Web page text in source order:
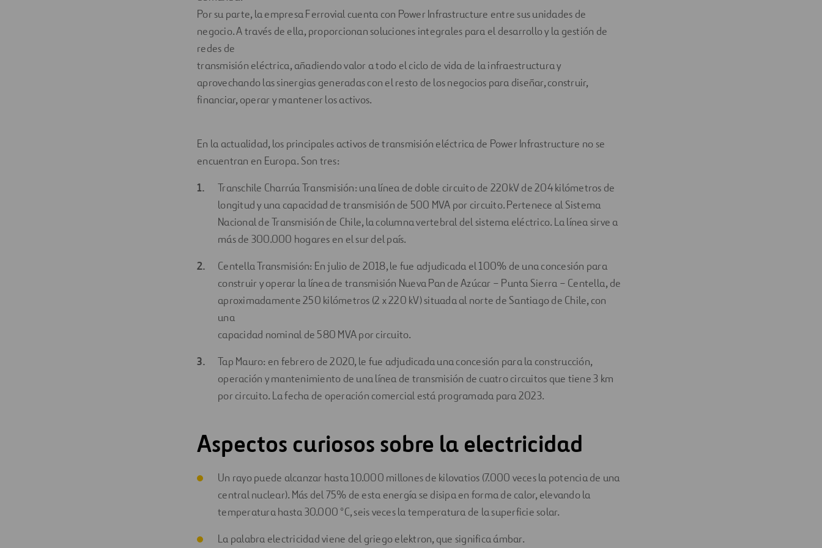
Por su parte, la empresa Ferrovial cuenta con Power Infrastructure entre sus unidades de
negocio. A través de ella, proporcionan soluciones integrales para el desarrollo y la gestión de
redes de
transmisión eléctrica, añadiendo valor a todo el ciclo de vida de la infraestructura y
aprovechando las sinergias generadas con el resto de los negocios para diseñar, construir,
financiar, operar y mantener los activos.
En la actualidad, los principales activos de transmisión eléctrica de Power Infrastructure no se
encuentran en Europa. Son tres:
Transchile Charrúa Transmisión: una línea de doble circuito de 220kV de 204 kilómetros de
longitud y una capacidad de transmisión de 500 MVA por circuito. Pertenece al Sistema
Nacional de Transmisión de Chile, la columna vertebral del sistema eléctrico. La línea sirve a
más de 300.000 hogares en el sur del país.
Centella Transmisión: En julio de 2018, le fue adjudicada el 100% de una concesión para
construir y operar la línea de transmisión Nueva Pan de Azúcar – Punta Sierra – Centella, de
aproximadamente 250 kilómetros (2 x 220 kV) situada al norte de Santiago de Chile, con
una
capacidad nominal de 580 MVA por circuito.
Tap Mauro: en febrero de 2020, le fue adjudicada una concesión para la construcción,
operación y mantenimiento de una línea de transmisión de cuatro circuitos que tiene 3 km
por circuito. La fecha de operación comercial está programada para 2023.
Aspectos curiosos sobre la electricidad
Un rayo puede alcanzar hasta 10.000 millones de kilovatios (7.000 veces la potencia de una
central nuclear). Más del 75% de esta energía se disipa en forma de calor, elevando la
temperatura hasta 30.000 °C, seis veces la temperatura de la superficie solar.
La palabra electricidad viene del griego elektron, que significa ámbar.